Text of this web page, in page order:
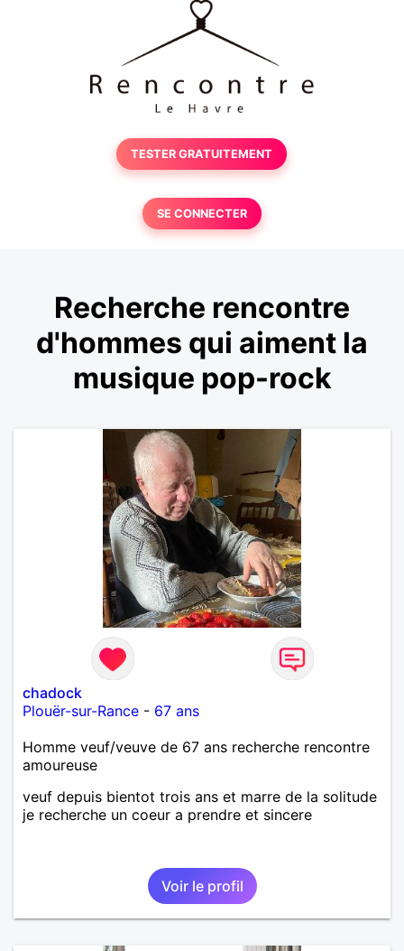
TESTER GRATUITEMENT
SE CONNECTER
Recherche rencontre
d'hommes qui aiment la
musique pop-rock
chadock
Plouër-sur-Rance - 67 ans
Homme veuf/veuve de 67 ans recherche rencontre
amoureuse
veuf depuis bientot trois ans et marre de la solitude
je recherche un coeur a prendre et sincere
Voir le profil